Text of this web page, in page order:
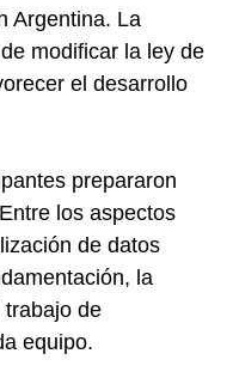
Argentina. La
modificar la ley de
el desarrollo
prepararon
los aspectos
de datos
la
trabajo de
equipo.